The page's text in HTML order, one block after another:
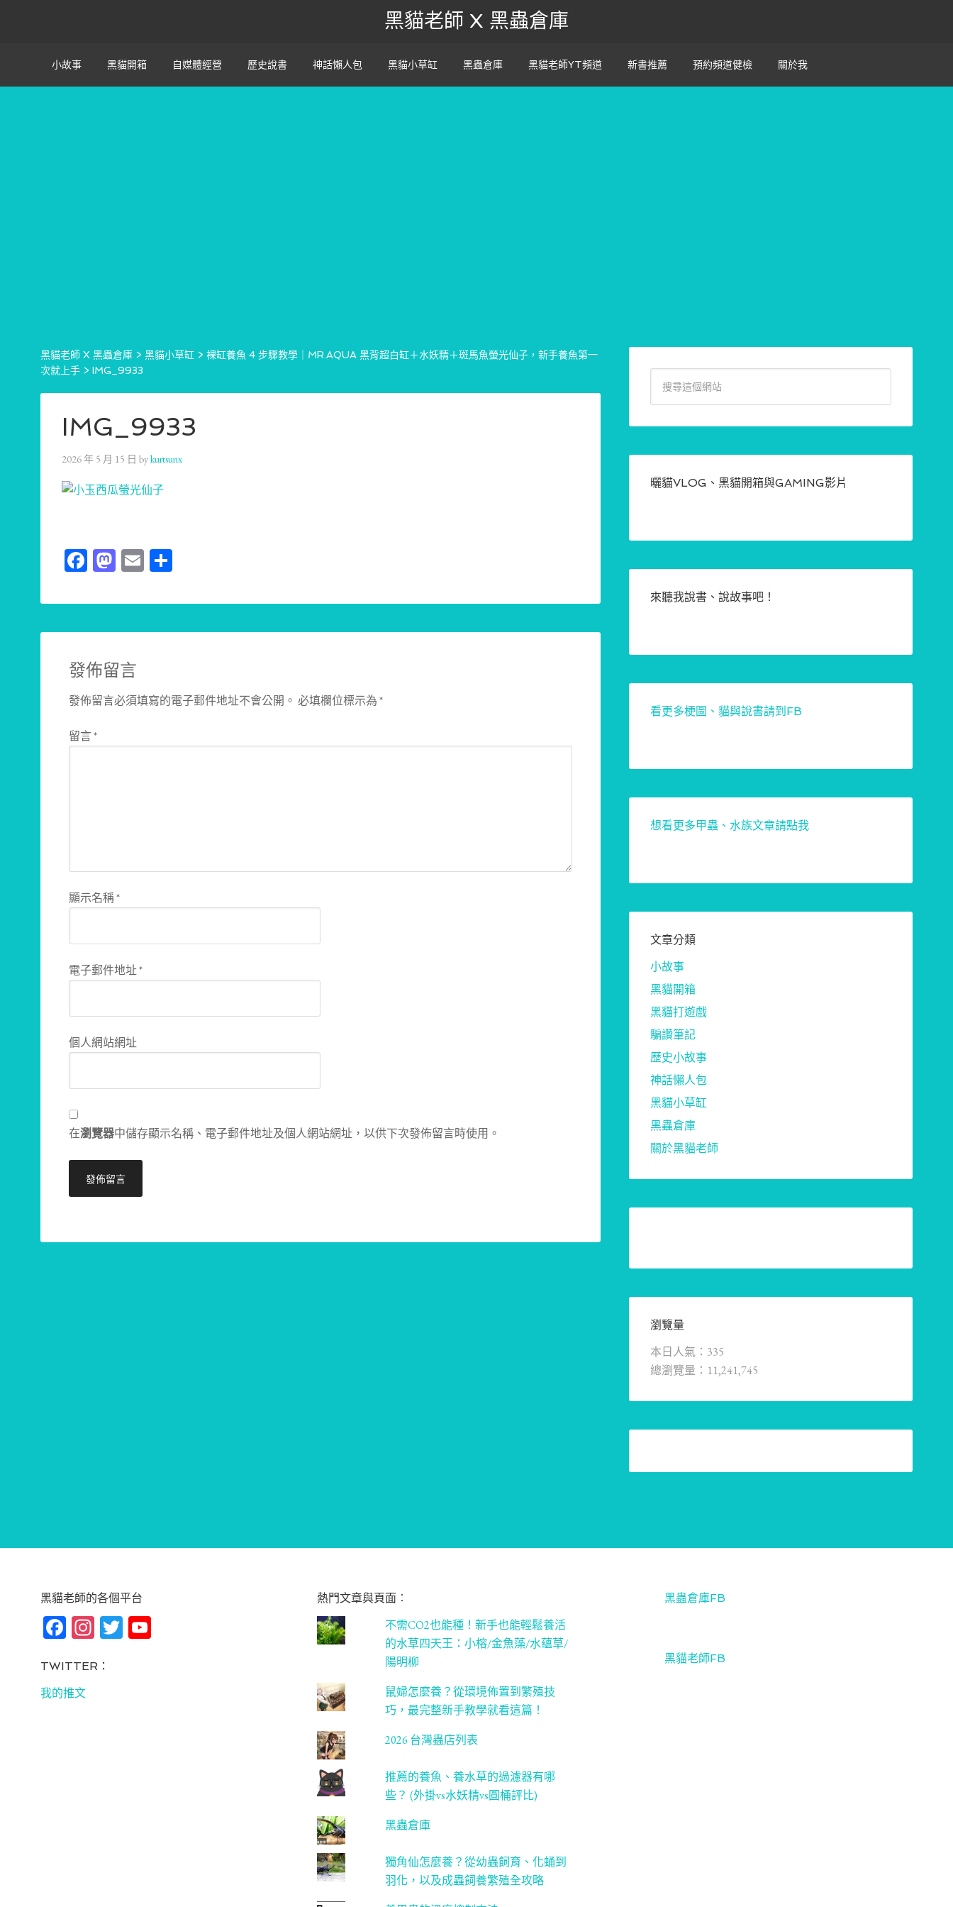
黑貓老師 X 黑蟲倉庫
小故事 黑貓開箱 自媒體經營 歷史說書 神話懶人包 黑貓小草缸 黑蟲倉庫 黑貓老師YT頻道 新書推薦 預約頻道健檢 關於我
黑貓老師 X 黑蟲倉庫 > 黑貓小草缸 > 裸缸養魚 4 步驟教學｜MR.AQUA 黑背超白缸＋水妖精＋斑馬魚螢光仙子，新手養魚第一
次就上手 > IMG_9933
IMG_9933
2026 年 5 月 15 日 bykurtsunx
Facebook
Mastodon
Email
發佈留言
發佈留言必須填寫的電子郵件地址不會公開。 必填欄位標示為*
留言*
顯示名稱*
電子郵件地址*
個人網站網址
在瀏覽器中儲存顯示名稱、電子郵件地址及個人網站網址，以供下次發佈留言時使用。
曬貓VLOG、黑貓開箱與GAMING影片
來聽我說書、說故事吧！
看更多梗圖、貓與說書請到FB
想看更多甲蟲、水族文章請點我
文章分類
小故事
黑貓開箱
黑貓打遊戲
騙讚筆記
歷史小故事
神話懶人包
黑貓小草缸
黑蟲倉庫
關於黑貓老師
瀏覽量
本日人氣：335
總瀏覽量：11,241,745
黑貓老師的各個平台
Fa
bo
ok
In
ag
T
TWITTER：
我的推文
熱門文章與頁面︰
不需CO2也能種！新手也能輕鬆養活
的水草四天王：小榕/金魚藻/水蘊草/
陽明柳
鼠婦怎麼養？從環境佈置到繁殖技
巧，最完整新手教學就看這篇！
2026 台灣蟲店列表
推薦的養魚、養水草的過濾器有哪
些？ (外掛vs水妖精vs圓桶評比)
黑蟲倉庫
獨角仙怎麼養？從幼蟲飼育、化蛹到
羽化，以及成蟲飼養繁殖全攻略
黑蟲倉庫FB
黑貓老師FB